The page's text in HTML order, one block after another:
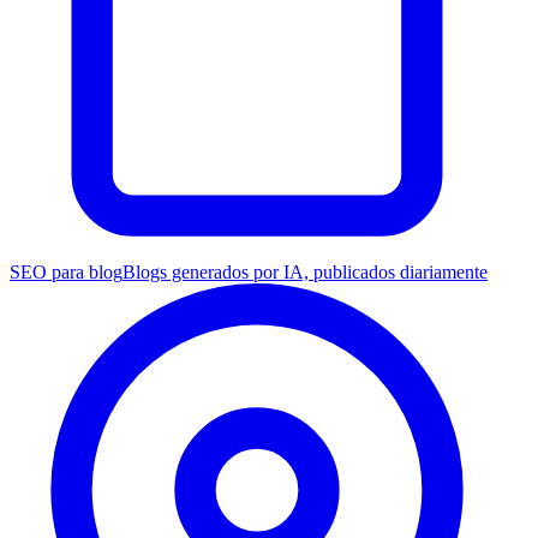
SEO para blogBlogs generados por IA, publicados diariamente